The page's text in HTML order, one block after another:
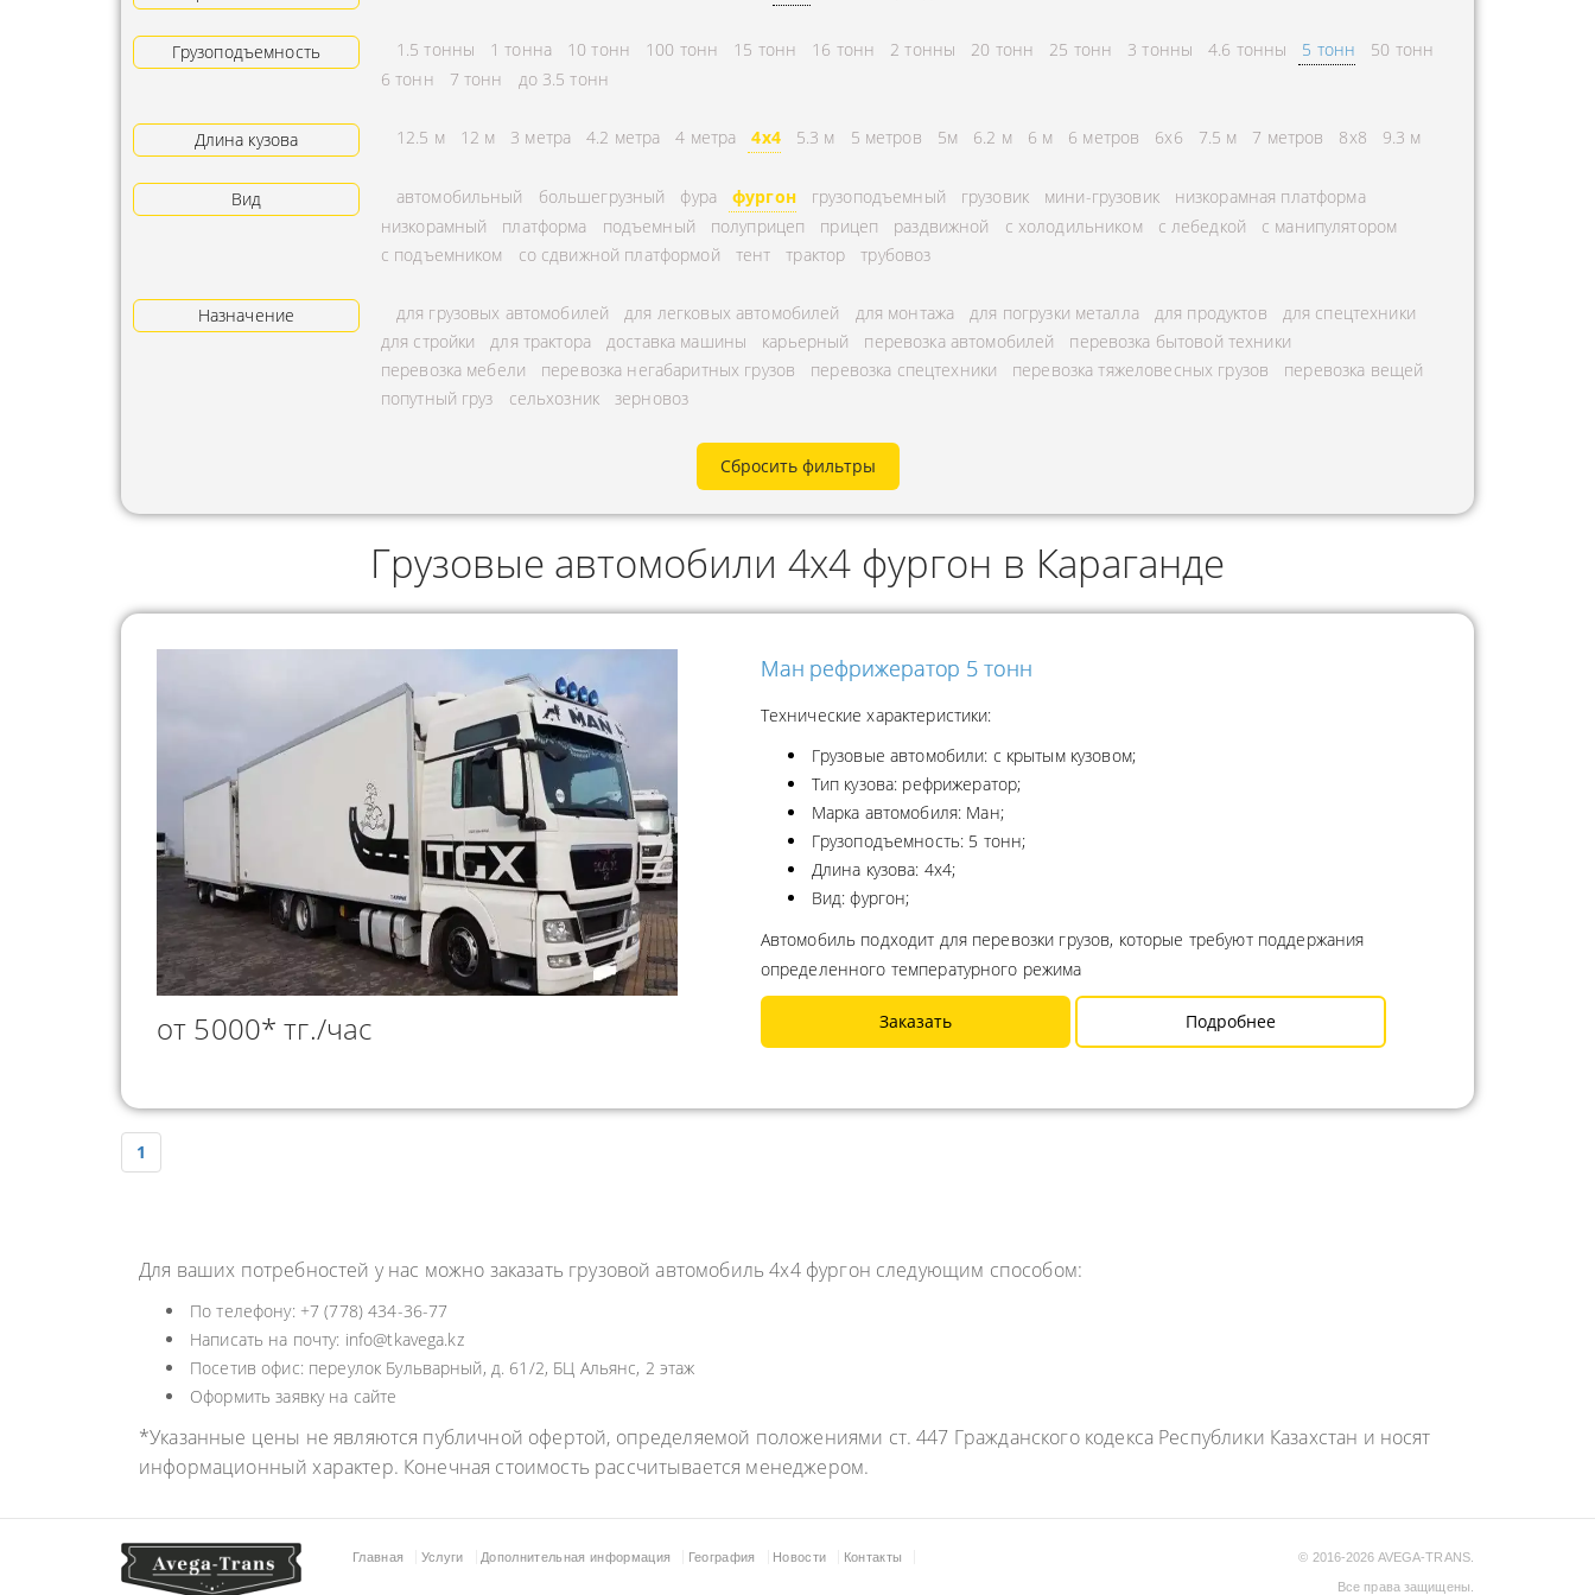
АРЕНДА ТРАКТОРА
УСЛУГИ АВТОКРАНА
АВИАПЕРЕВОЗКА
ГРУЗОПЕРЕВОЗКИ
ПЕРЕВОЗКИ
ИНДИВИДУАЛЬНЫЕ
ГРУЗОПЕРЕВОЗКИ
ЭКСПЕДИТОРА
ПЕРЕВОЗКА МУКИ
РАССЧИТАТЬ РАССТОЯНИЕ
ОХРАНА ГРУЗА
ПЕРЕВОЗКА КИСЛОРОДНЫХ
БАЛЛОНОВ
ПЕРЕВОЗКА
НЕФТЕПРОДУКТОВ
ГОРОДСКИЕ
МЕЖДУГОРОДНЫЕ
ПЕРЕВОЗКИ В БЕЛАРУСЬ
ПЕРЕВОЗКИ В
Грузоподъемность 1.5 тонны 1 тонна 10 тонн 100 тонн 15 тонн 16 тонн 2 тонны 20 тонн 25 тонн 3 тонны 4.6 тонны 5 тонн
50 тонн
6 тонн
7 тонн до 3.5 тонн
Длина кузова 12.5 м 12 м 3 метра 4.2 метра 4 метра 4x4 5.3 м 5 метров 5м 6.2 м 6 м 6 метров 6х6 7.5 м 7 метров 8х8 9.3 м
Вид автомобильный большегрузный фура фургон грузоподъемный грузовик мини-грузовик
низкорамная платформа
низкорамный
платформа подъемный полуприцеп прицеп раздвижной с холодильником с лебедкой
с манипулятором
с подъемником
со сдвижной платформой тент трактор трубовоз
Назначение для грузовых автомобилей для легковых автомобилей для монтажа для погрузки металла для продуктов
для спецтехники
для стройки
для трактора доставка машины карьерный перевозка автомобилей
перевозка бытовой техники
перевозка мебели
перевозка негабаритных грузов перевозка спецтехники перевозка тяжеловесных грузов
перевозка вещей
попутный груз
сельхозник зерновоз
Сбросить фильтры
Грузовые автомобили 4x4 фургон в Караганде
от 5000* тг./час
Ман рефрижератор 5 тонн
Технические характеристики:
Грузовые автомобили: с крытым кузовом;
Тип кузова: рефрижератор;
Марка автомобиля: Ман;
Грузоподъемность: 5 тонн;
Длина кузова: 4x4;
Вид: фургон;
Автомобиль подходит для перевозки грузов, которые требуют поддержания
определенного температурного режима
Заказать Подробнее
1
Для ваших потребностей у нас можно заказать грузовой автомобиль 4x4 фургон следующим способом:
По телефону: +7 (778) 434-36-77
Написать на почту: info@tkavega.kz
Посетив офис: переулок Бульварный, д. 61/2, БЦ Альянс, 2 этаж
Оформить заявку на сайте
*Указанные цены не являются публичной офертой, определяемой положениями ст. 447 Гражданского кодекса Республики Казахстан и носят
информационный характер. Конечная стоимость рассчитывается менеджером.
Главная Услуги Дополнительная информация География Новости Контакты © 2016-2026 AVEGA-TRANS.
Все права защищены.